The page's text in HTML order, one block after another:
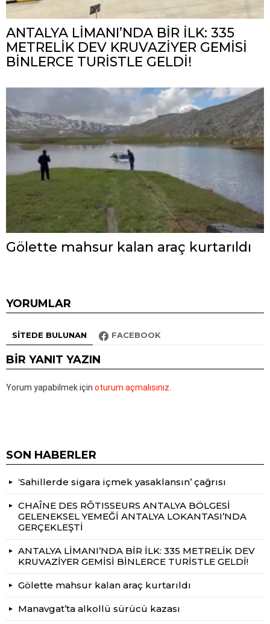
ANTALYA LİMANI’NDA BİR İLK: 335
METRELİK DEV KRUVAZİYER GEMİSİ
BİNLERCE TURİSTLE GELDİ!
Gölette mahsur kalan araç kurtarıldı
YORUMLAR
SITEDE BULUNAN FACEBOOK
BIR YANIT YAZIN
Yorum yapabilmek için oturum açmalısınız
SON HABERLER
‘Sahillerde sigara içmek yasaklansın’ çağrısı
CHAÎNE DES RÔTISSEURS ANTALYA BÖLGESİ
GELENEKSEL YEMEĞİ ANTALYA LOKANTASI’NDA
GERÇEKLEŞTİ
ANTALYA LİMANI’NDA BİR İLK: 335 METRELİK DEV
KRUVAZİYER GEMİSİ BİNLERCE TURİSTLE GELDİ!
Gölette mahsur kalan araç kurtarıldı
Manavgat’ta alkollü sürücü kazası